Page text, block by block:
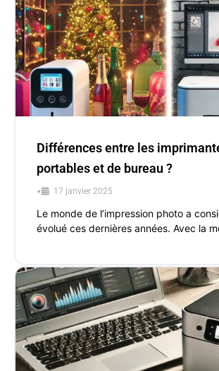
Différences entre les
portables et de bureau ?
• 17 janvier 2025
Le monde de l’impression photo a
évolué ces dernières années. Avec la